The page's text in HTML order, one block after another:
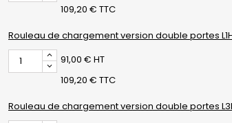
109,20 € TTC
Rouleau de chargement version double portes
91,00 € HT
109,20 € TTC
Rouleau de chargement version double portes